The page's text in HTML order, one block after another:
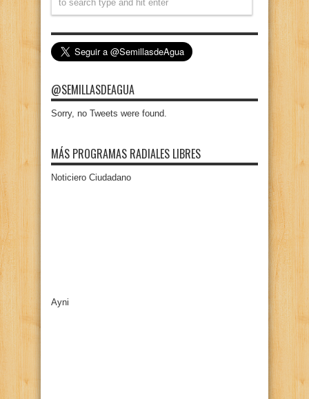
@SEMILLASDEAGUA
Sorry, no Tweets were found.
MÁS PROGRAMAS RADIALES LIBRES
Noticiero Ciudadano
Ayni